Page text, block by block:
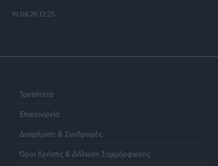
10.08.26 12:25
Ταυτότητα
Επικοινωνία
Διαφήμιση & Συνδρομές
Όροι Χρήσης & Δήλωση Συμμόρφωσης